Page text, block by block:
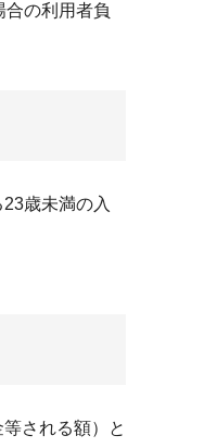
の利用者負
歳未満の入
される額）と